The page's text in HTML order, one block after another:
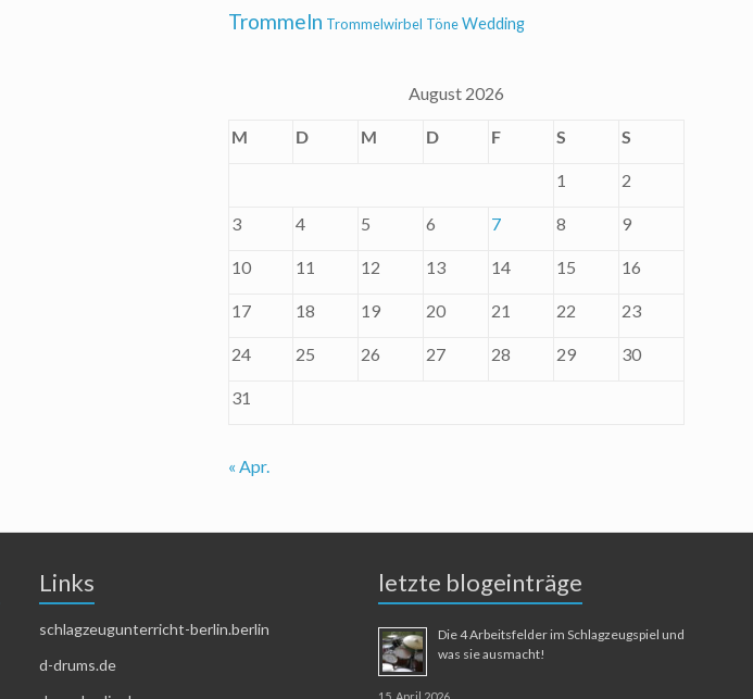
Trommeln Trommelwirbel TöneWedding
August 2026
M D M D F S S
1 2
3 4 5 6 7 8 9
10 11 12 13 14 15 16
17 18 19 20 21 22 23
24 25 26 27 28 29 30
31
« Apr.
Links
schlagzeugunterricht-berlin.berlin
d-drums.de
letzte blogeinträge
Die 4 Arbeitsfelder im Schlagzeugspiel und
was sie ausmacht!